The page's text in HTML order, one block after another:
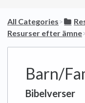
All Categories​>​
Resurser efter ämne
Barn/
Bibelverser